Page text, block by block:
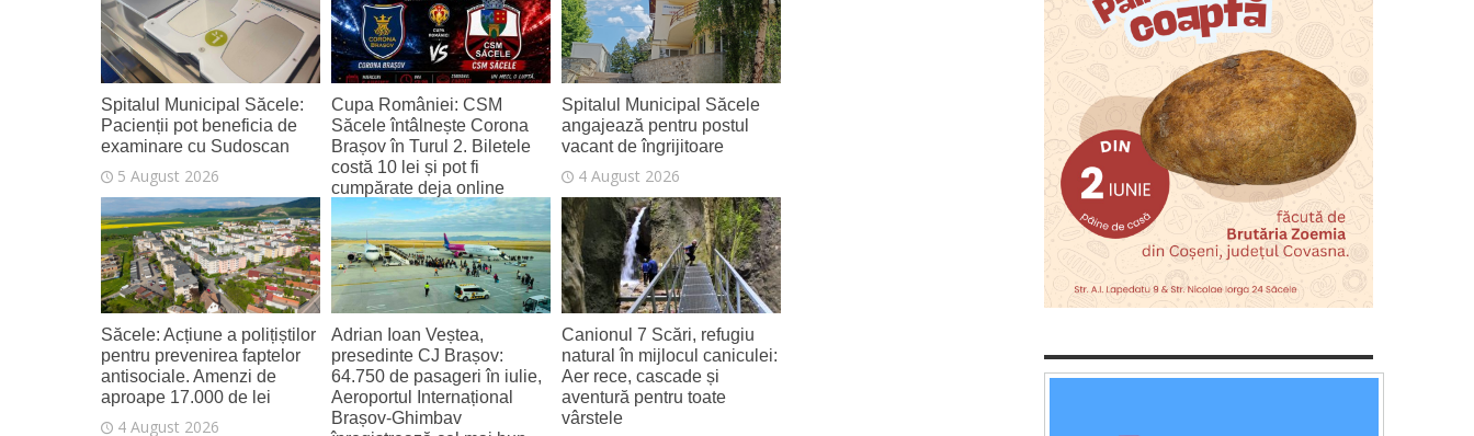
Spitalul Municipal Săcele:
Pacienții pot beneficia de
examinare cu Sudoscan
5 August 2026
Cupa României: CSM
Săcele întâlnește Corona
Brașov în Turul 2. Biletele
costă 10 lei și pot fi
cumpărate deja online
4 August 2026
Spitalul Municipal Săcele
angajează pentru postul
vacant de îngrijitoare
4 August 2026
Săcele: Acțiune a polițiștilor
pentru prevenirea faptelor
antisociale. Amenzi de
aproape 17.000 de lei
4 August 2026
Adrian Ioan Veștea,
presedinte CJ Brașov:
64.750 de pasageri în iulie,
Aeroportul Internațional
Brașov‑Ghimbav
Canionul 7 Scări, refugiu
natural în mijlocul caniculei:
Aer rece, cascade și
aventură pentru toate
vârstele